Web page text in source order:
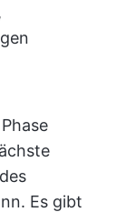
Es gibt